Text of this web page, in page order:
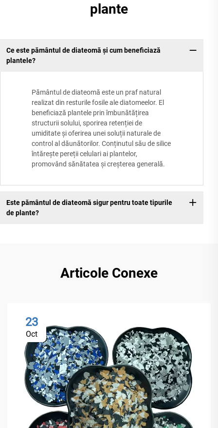
plante
Ce este pământul de diateomă și cum beneficiază
plantele?
Pământul de diateomă este un praf natural
realizat din resturile fosile ale diatomeelor. El
beneficiază plantele prin îmbunătățirea
structurii solului, sporirea retenției de
umiditate și oferirea unei soluții naturale de
control al dăunătorilor. Conținutul său de silice
întărește pereții celulari ai plantelor,
promovând sănătatea și creșterea generală.
Este pământul de diateomă sigur pentru toate tipurile
de plante?
Articole Conexe
23
Oct